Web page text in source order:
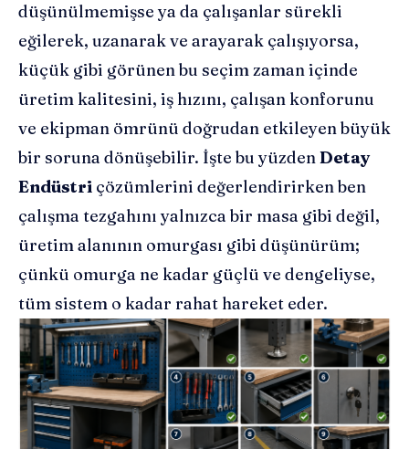
düşünülmemişse ya da çalışanlar sürekli
eğilerek, uzanarak ve arayarak çalışıyorsa,
küçük gibi görünen bu seçim zaman içinde
üretim kalitesini, iş hızını, çalışan konforunu
ve ekipman ömrünü doğrudan etkileyen büyük
bir soruna dönüşebilir. İşte bu yüzdenDetay
Endüstri çözümlerini değerlendirirken ben
çalışma tezgahını yalnızca bir masa gibi değil,
üretim alanının omurgası gibi düşünürüm;
çünkü omurga ne kadar güçlü ve dengeliyse,
tüm sistem o kadar rahat hareket eder.